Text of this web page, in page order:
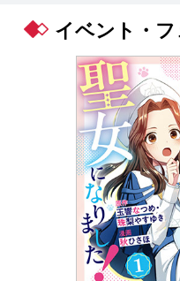
グッズ
会社情報
スクウェア・エニックス サイト
イベント・